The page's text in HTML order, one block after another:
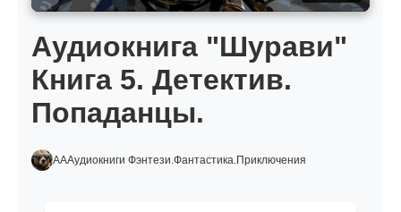
Аудиокнига "Шурави"
Книга 5. Детектив.
Попаданцы.
АААудиокниги Фэнтези.Фантастика.Приключения